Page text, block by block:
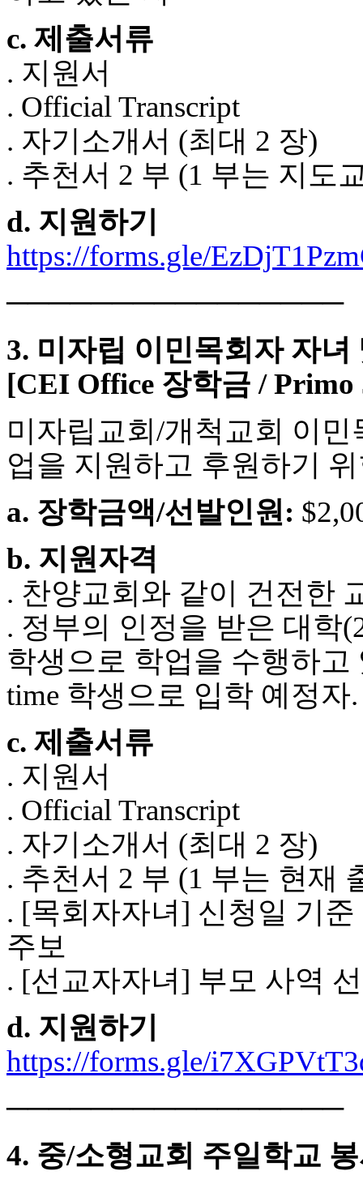
클
DOMCLUB
돔
클
럽
DOMCLUB.top
유
판
토
끼
최
신
렌
사
이
순
비
아
기
프
진
후
기
대
기
아
터
토
미
진
후
기
프
약
국
미
국
시
출
c. 제출서류
. 지원서
. Official Transcript
. 자기소개서 (최대 2 장)
. 추천서 2 부 (1 부는 지도
d. 지원하기
https://forms.gle/
────────────────
3. 미자립 이민목회자 자
[CEI Office 장학금 /
미자립교회/개척교회 이
업을 지원하고 후원하기
a. 장학금액/선발인원:
b. 지원자격
. 찬양교회와 같이 건전한
. 정부의 인정을 받은 대학
학생으로 학업을 수행하고
time 학생으로 입학 예정자.
c. 제출서류
. 지원서
. Official Transcript
. 자기소개서 (최대 2 장)
. 추천서 2 부 (1 부는 현재
. [목회자자녀] 신청일 기
주보
. [선교자자녀] 부모 사역
d. 지원하기
https://forms.gle/
────────────────
4. 중/소형교회 주일학교